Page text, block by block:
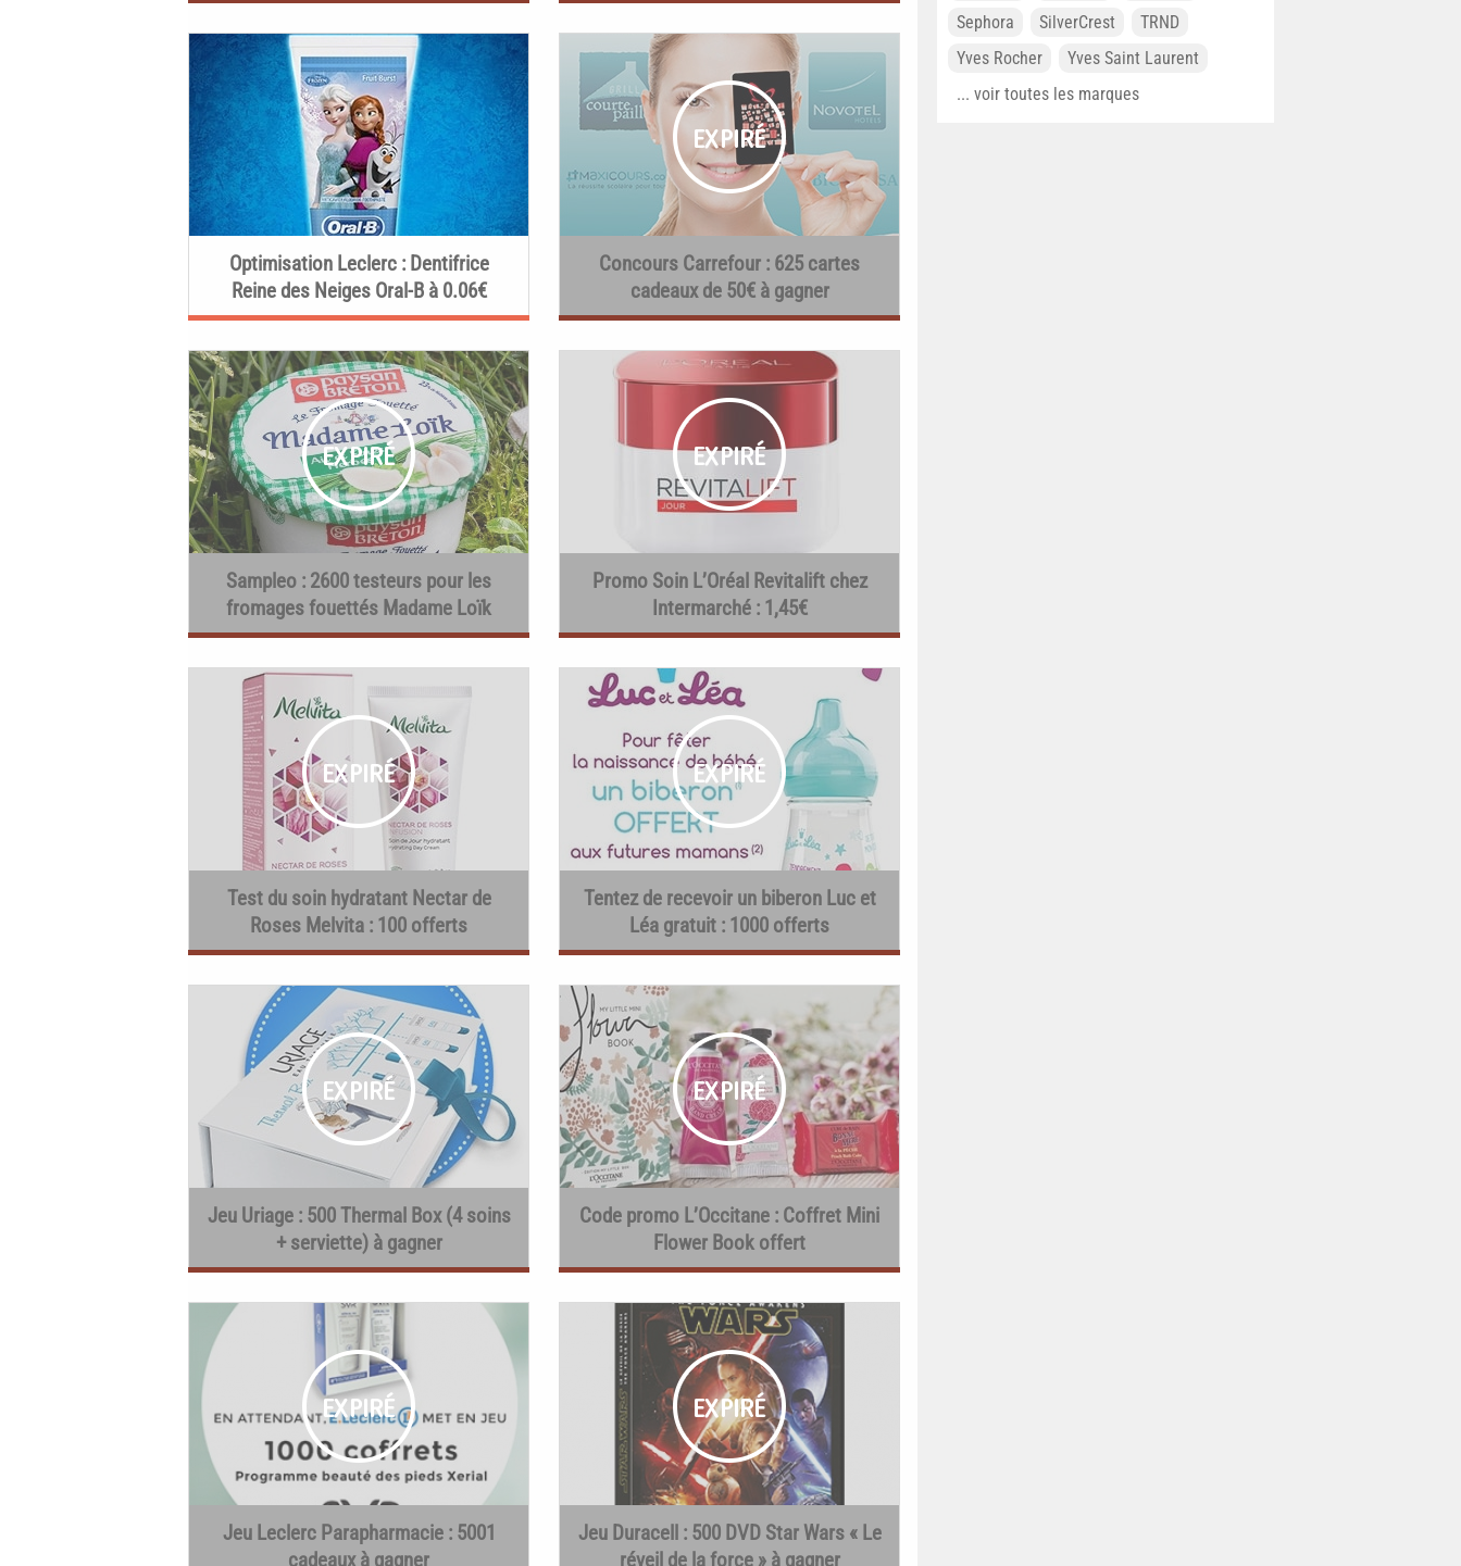
Optimisation Leclerc : Dentifrice
Reine des Neiges Oral-B à 0.06€
Concours Carrefour : 625 cartes
cadeaux de 50€ à gagner
Sampleo : 2600 testeurs pour les
fromages fouettés Madame Loïk
Promo Soin L’Oréal Revitalift chez
Intermarché : 1,45€
Test du soin hydratant Nectar de
Roses Melvita : 100 offerts
Tentez de recevoir un biberon Luc et
Léa gratuit : 1000 offerts
Jeu Uriage : 500 Thermal Box (4 soins
+ serviette) à gagner
Code promo L’Occitane : Coffret Mini
Flower Book offert
Jeu Leclerc Parapharmacie : 5001
cadeaux à gagner
Jeu Duracell : 500 DVD Star Wars « Le
réveil de la force » à gagner
Sephora
SilverCrest
TRND
Yves Rocher
Yves Saint Laurent
... voir toutes les marques